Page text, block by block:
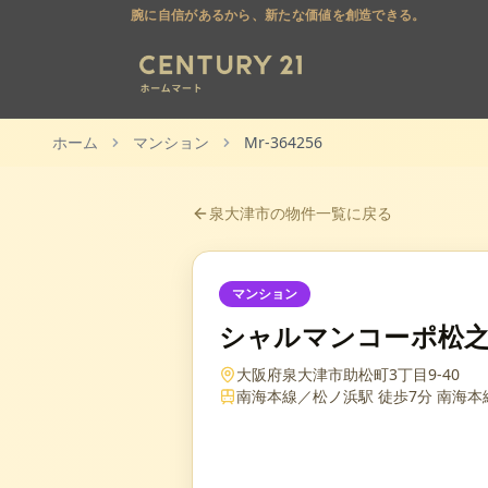
腕に自信があるから、新たな価値を創造できる。
ホーム マンション Mr-364256
泉大津市の物件一覧に戻る
マンション
シャルマンコーポ松
大阪府泉大津市助松町3丁目9-40
南海本線／松ノ浜駅 徒歩7分 南海